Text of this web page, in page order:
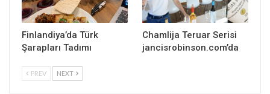
Finlandiya’da Türk
Şarapları Tadımı
Chamlija Teruar Serisi
jancisrobinson.com’da
PREV NEXT